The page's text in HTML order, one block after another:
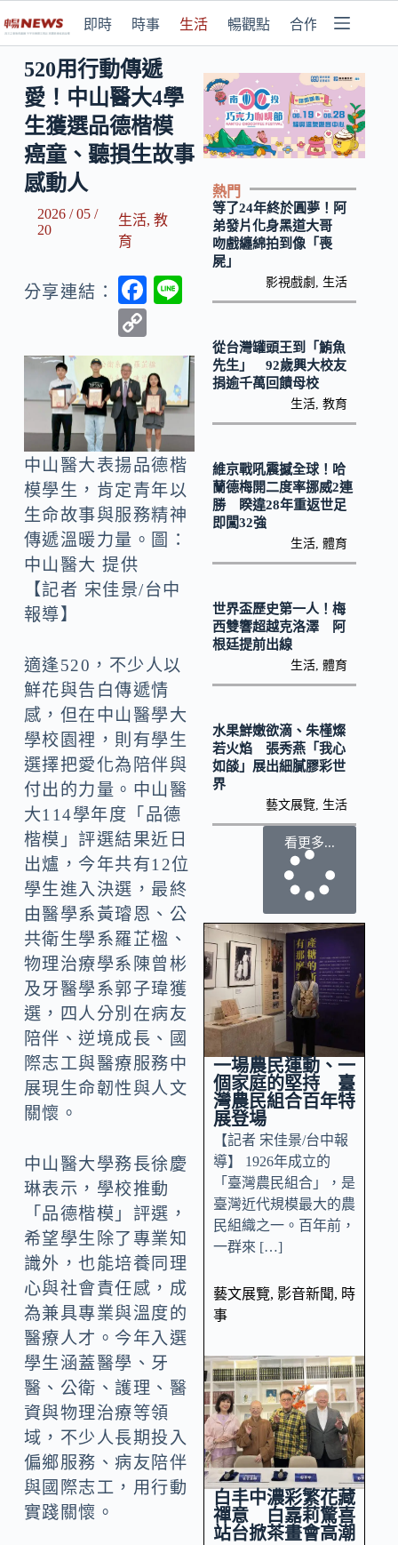
即時 時事 生活 暢觀點 合作媒體
520用行動傳遞
愛！中山醫大4學
生獲選品德楷模
癌童、聽損生故事
感動人
2026 / 05 /
20
生活,教
育
分享連結：
F
b
o
o
k
o
p
y
Li
n
k
中山醫大表揚品德楷
模學生，肯定青年以
生命故事與服務精神
傳遞溫暖力量。圖：
中山醫大 提供
【記者 宋佳景/台中
報導】
適逢520，不少人以
鮮花與告白傳遞情
感，但在中山醫學大
學校園裡，則有學生
選擇把愛化為陪伴與
付出的力量。中山醫
大114學年度「品德
楷模」評選結果近日
出爐，今年共有12位
學生進入決選，最終
由醫學系黃璿恩、公
共衛生學系羅芷楹、
物理治療學系陳曾彬
及牙醫學系郭子瑋獲
選，四人分別在病友
陪伴、逆境成長、國
際志工與醫療服務中
展現生命韌性與人文
關懷。
中山醫大學務長徐慶
琳表示，學校推動
「品德楷模」評選，
希望學生除了專業知
識外，也能培養同理
心與社會責任感，成
為兼具專業與溫度的
醫療人才。今年入選
學生涵蓋醫學、牙
醫、公衛、護理、醫
資與物理治療等領
域，不少人長期投入
偏鄉服務、病友陪伴
與國際志工，用行動
實踐關懷。
熱門
等了24年終於圓夢！阿
弟發片化身黑道大哥
吻戲纏綿拍到像「喪
屍」
影視戲劇 生活
從台灣罐頭王到「鮪魚
先生」 92歲興大校友
捐逾千萬回饋母校
生活 ,教育
維京戰吼震撼全球！哈
蘭德梅開二度率挪威2連
勝 睽違28年重返世足
即闖32強
生活 ,體育
世界盃歷史第一人！梅
西雙響超越克洛澤 阿
根廷提前出線
生活 ,體育
水果鮮嫩欲滴、朱槿燦
若火焰 張秀燕「我心
如燄」展出細膩膠彩世
界
藝文展覽 生活
看更多...
一場農民運動、一
個家庭的堅持 臺
灣農民組合百年特
展登場
【記者 宋佳景/台中報
導】 1926年成立的
「臺灣農民組合」，是
臺灣近代規模最大的農
民組織之一。百年前，
一群來 […]
藝文展覽, 影音新聞, 時
事
白丰中濃彩繁花藏
禪意 白嘉莉驚喜
站台掀茶畫會高潮